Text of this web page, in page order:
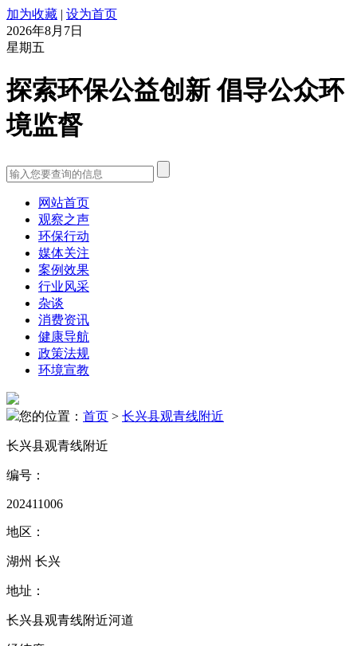
加为收藏 | 设为首页
2026年8月7日
星期五
探索环保公益创新 倡导公众环
境监督
网站首页
观察之声
环保行动
媒体关注
案例效果
行业风采
杂谈
消费资讯
健康导航
政策法规
环境宣教
您的位置： 首页 > 长兴县观青线附近
长兴县观青线附近
编号：
202411006
地区：
湖州 长兴
地址：
长兴县观青线附近河道